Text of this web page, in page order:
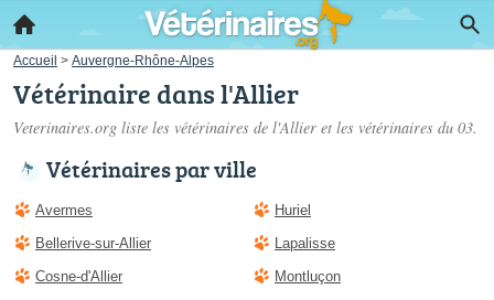
Accueil > Auvergne-Rhône-Alpes
Vétérinaire dans l'Allier
Veterinaires.org liste les vétérinaires de l'Allier et les vétérinaires du 03.
Vétérinaires par ville
Avermes
Bellerive-sur-Allier
Cosne-d'Allier
Huriel
Lapalisse
Montluçon